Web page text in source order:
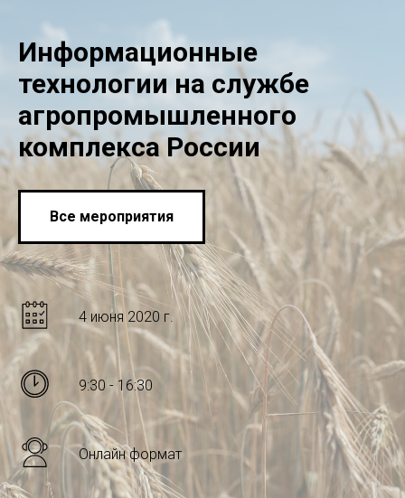
Информационные
технологии на службе
агропромышленного
комплекса России
Все мероприятия
4 июня 2020 г.
9:30 - 16:30
Онлайн формат